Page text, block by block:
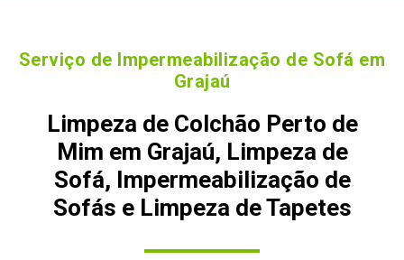
Serviço de Impermeabilização de Sofá em
Grajaú
Limpeza de Colchão Perto de
Mim em Grajaú, Limpeza de
Sofá, Impermeabilização de
Sofás e Limpeza de Tapetes